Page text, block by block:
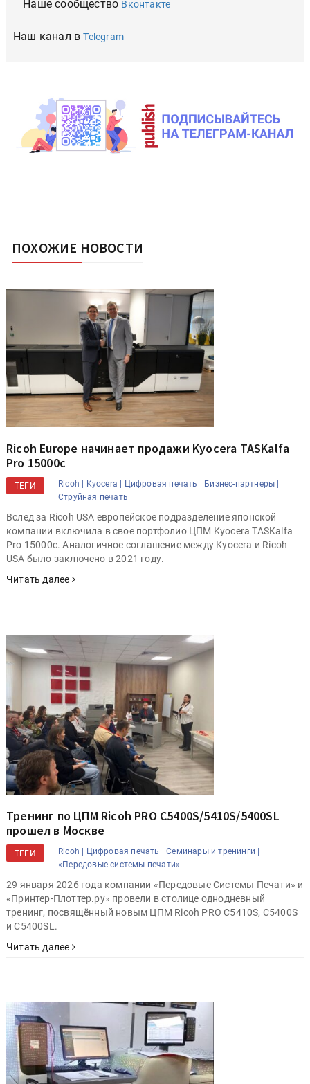
Наше сообщество Вконтакте
Наш канал вTelegram
ПОХОЖИЕ НОВОСТИ
Ricoh Europe начинает продажи Kyocera TASKalfa
Pro 15000c
ТЕГИ Ricoh | Kyocera | Цифровая печать | Бизнес-партнеры |
Струйная печать |
Вслед за Ricoh USA европейское подразделение японской
компании включила в свое портфолио ЦПМ Kyocera TASKalfa
Pro 15000c. Аналогичное соглашение между Kyocera и Ricoh
USA было заключено в 2021 году.
Читать далее
Тренинг по ЦПМ Ricoh PRO C5400S/5410S/5400SL
прошел в Москве
ТЕГИ Ricoh | Цифровая печать |
Семинары и тренинги |
«Передовые системы печати» |
29 января 2026 года компании «Передовые Системы Печати» и
«Принтер-Плоттер.ру» провели в столице однодневный
тренинг, посвящённый новым ЦПМ Ricoh PRO C5410S, C5400S
и C5400SL.
Читать далее